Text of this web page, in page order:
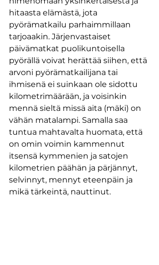
hitaasta elämästä, jota
pyörämatkailu parhaimmillaan
tarjoaakin. Järjenvastaiset
päivämatkat puolikuntoisella
pyörällä voivat herättää siihen, että
arvoni pyörämatkailijana tai
ihmisenä ei suinkaan ole sidottu
kilometrimäärään, ja voisinkin
mennä sieltä missä aita (mäki) on
vähän matalampi. Samalla saa
tuntua mahtavalta huomata, että
on omin voimin kammennut
itsensä kymmenien ja satojen
kilometrien päähän ja pärjännyt,
selvinnyt, mennyt eteenpäin ja
mikä tärkeintä, nauttinut.